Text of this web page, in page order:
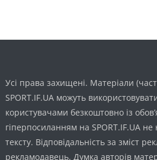
Усі права захищені. Матеріали
SPORT.IF.UA можуть
користувачами безкоштовно із
гіперпосиланням на SPORT.IF.UA
тексту. Відповідальність за зміст
рекламодавець. Думка авторів